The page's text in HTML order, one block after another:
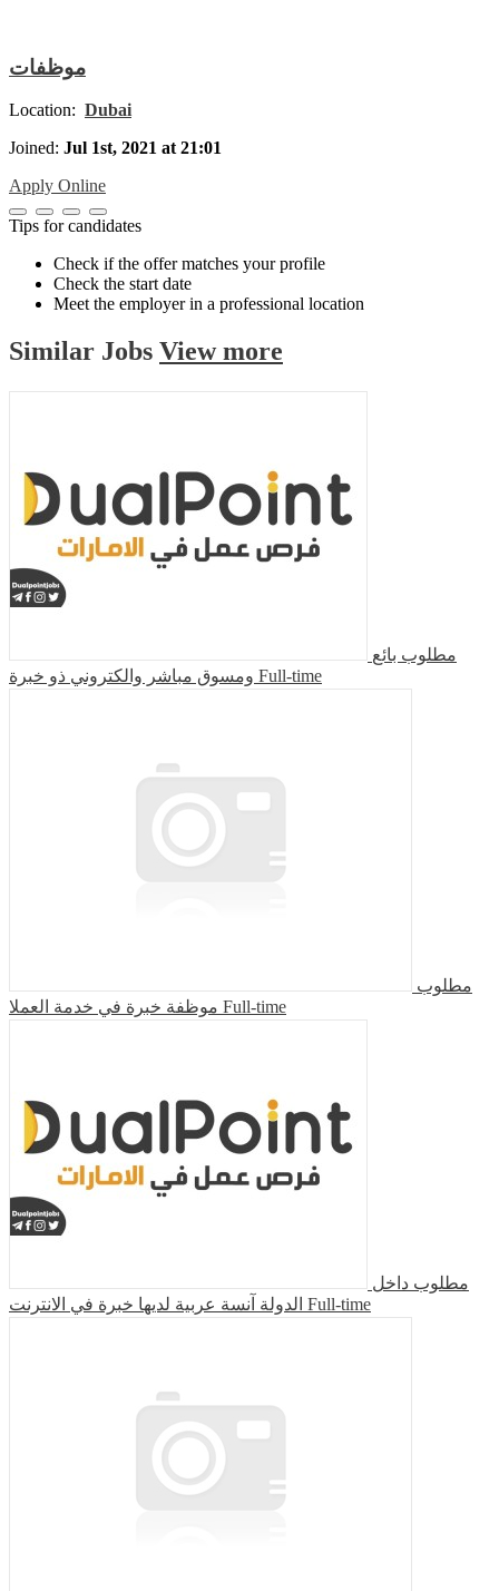
موظفات
Location: Dubai
Joined: Jul 1st, 2021 at 21:01
Apply Online
Tips for candidates
Check if the offer matches your profile
Check the start date
Meet the employer in a professional location
Similar Jobs View more
مطلوب بائع
ومسوق مباشر والكتروني ذو خبرة Full-time
مطلوب
موظفة خبرة في خدمة العملا Full-time
مطلوب داخل
الدولة آنسة عربية لديها خبرة في الانترنت Full-time